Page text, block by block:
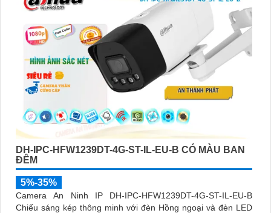
DH-IPC-HFW1239DT-4G-ST-IL-EU-B CÓ MÀU BAN
ĐÊM
5%-35%
Camera An Ninh IP DH-IPC-HFW1239DT-4G-ST-IL-EU-B
Chiếu sáng kép thông minh với đèn Hồng ngoại và đèn LED